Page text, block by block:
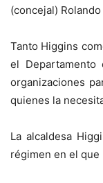
(concejal)
Tanto Higgins
el Departamento
organizaciones
quienes la
La alcaldesa
régimen en el que